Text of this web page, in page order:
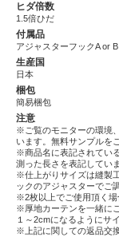
ヒダ倍数
1.5倍ひだ
付属品
アジャスターフックA or
生産国
日本
梱包
簡易梱包
注意
※ご覧のモニターの環境
います。無料サンプルを
※商品名に表記されてい
測った長さを表記していま
※仕上がりサイズは縫製
ックのアジャスターでご
※2枚以上でご使用頂く場
※厚地カーテンを一緒に
１～2cmになるようにサ
※上記に関しての返品交